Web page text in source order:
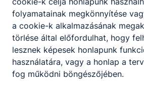
itt érhető el.
2026. ápr. 26. Vezetőség
folyamatainak megkönnyítése
a cookie-k alkalmazásának
törlése által előfordulhat, hogy
lesznek képesek honlapunk
használatára, vagy a honlap a
fog működni böngészőjében.